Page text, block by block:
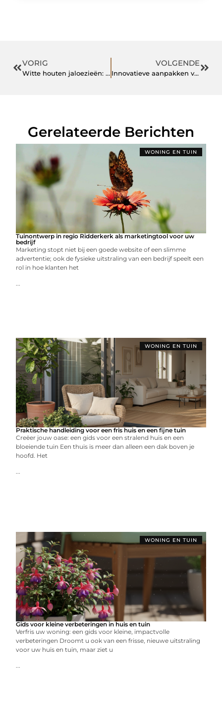
VORIG
Witte houten jaloezieën: tijdloze elegantie voor elk interieur
VOLGENDE
Innovatieve aanpakken voor maatschappelijke vraagstukken
Gerelateerde Berichten
WONING EN TUIN
Tuinontwerp in regio Ridderkerk als marketingtool voor uw
bedrijf
Marketing stopt niet bij een goede website of een slimme
advertentie; ook de fysieke uitstraling van een bedrijf speelt een
rol in hoe klanten het
...
WONING EN TUIN
Praktische handleiding voor een fris huis en een fijne tuin
Creëer jouw oase: een gids voor een stralend huis en een
bloeiende tuin Een thuis is meer dan alleen een dak boven je
hoofd. Het
...
WONING EN TUIN
Gids voor kleine verbeteringen in huis en tuin
Verfris uw woning: een gids voor kleine, impactvolle
verbeteringen Droomt u ook van een frisse, nieuwe uitstraling
voor uw huis en tuin, maar ziet u
...